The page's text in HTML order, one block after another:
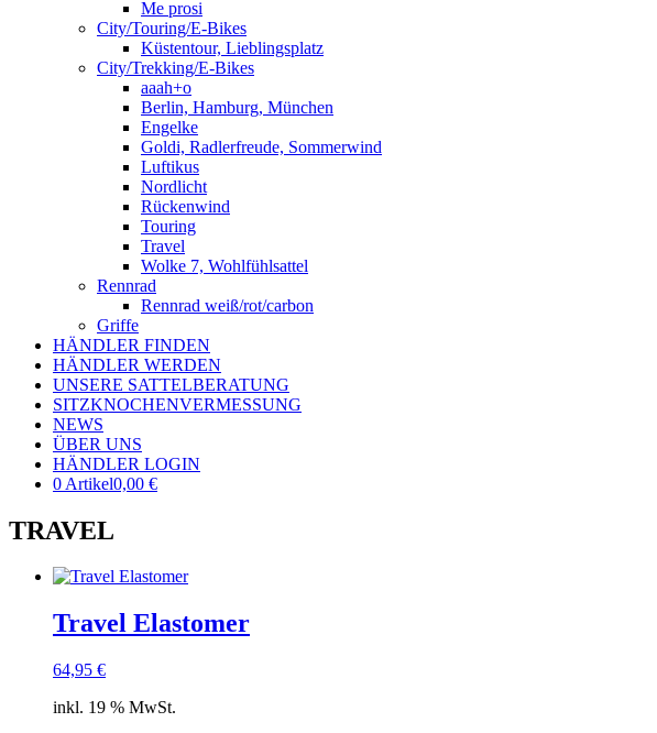
Me prosi
City/Touring/E-Bikes
Küstentour, Lieblingsplatz
City/Trekking/E-Bikes
aaah+o
Berlin, Hamburg, München
Engelke
Goldi, Radlerfreude, Sommerwind
Luftikus
Nordlicht
Rückenwind
Touring
Travel
Wolke 7, Wohlfühlsattel
Rennrad
Rennrad weiß/rot/carbon
Griffe
HÄNDLER FINDEN
HÄNDLER WERDEN
UNSERE SATTELBERATUNG
SITZKNOCHENVERMESSUNG
NEWS
ÜBER UNS
HÄNDLER LOGIN
0 Artikel0,00 €
TRAVEL
Travel Elastomer
64,95 €
inkl. 19 % MwSt.